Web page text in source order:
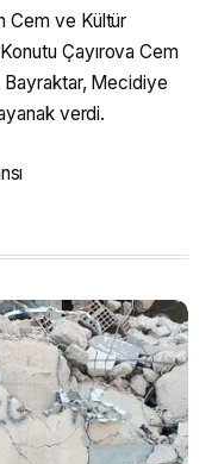
Cem ve Kültür
Çayırova Cem
Bayraktar, Mecidiye
verdi.